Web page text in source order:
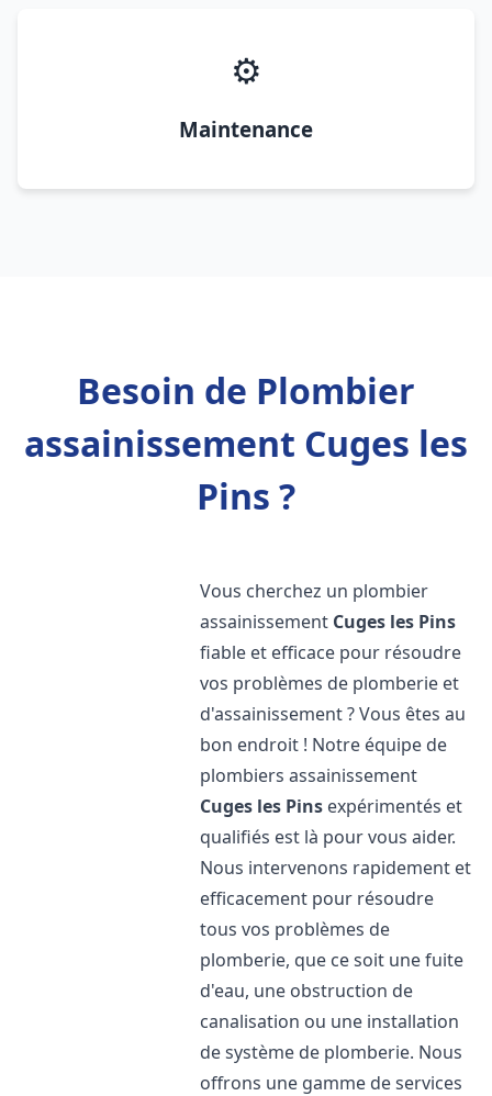
⚙️
Maintenance
Besoin de Plombier
assainissement Cuges les
Pins ?
Vous cherchez un plombier
assainissement Cuges les Pins
fiable et efficace pour résoudre
vos problèmes de plomberie et
d'assainissement ? Vous êtes au
bon endroit ! Notre équipe de
plombiers assainissement
Cuges les Pins expérimentés et
qualifiés est là pour vous aider.
Nous intervenons rapidement et
efficacement pour résoudre
tous vos problèmes de
plomberie, que ce soit une fuite
d'eau, une obstruction de
canalisation ou une installation
de système de plomberie. Nous
offrons une gamme de services